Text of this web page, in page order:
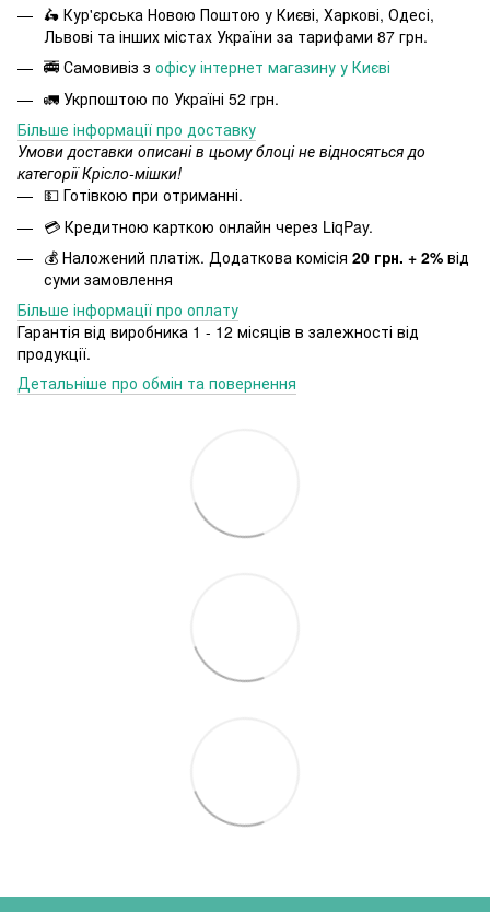
🛵 Кур'єрська Новою Поштою у Києві, Харкові, Одесі,
Львові та інших містах України за тарифами 87 грн.
🚎 Самовивіз з офісу інтернет магазину у Києві
🚛 Укрпоштою по Україні 52 грн.
Більше інформації про доставку
Умови доставки описані в цьому блоці не відносяться до
категорії Крісло-мішки!
💵 Готівкою при отриманні.
💳 Кредитною карткою онлайн через LiqPay.
💰 Наложений платіж. Додаткова комісія 20 грн. + 2% від
суми замовлення
Більше інформації про оплату
Гарантія від виробника 1 - 12 місяців в залежності від
продукції.
Детальніше про обмін та повернення